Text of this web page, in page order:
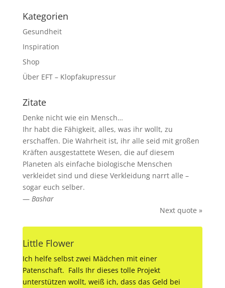
Kategorien
Gesundheit
Inspiration
Shop
Über EFT – Klopfakupressur
Zitate
Denke nicht wie ein Mensch…
Ihr habt die Fähigkeit, alles, was ihr wollt, zu
erschaffen. Die Wahrheit ist, ihr alle seid mit großen
Kräften ausgestattete Wesen, die auf diesem
Planeten als einfache biologische Menschen
verkleidet sind und diese Verkleidung narrt alle –
sogar euch selber.
— Bashar
Next quote »
Little Flower
Ich helfe selbst zwei Mädchen mit einer
Patenschaft. Falls Ihr dieses tolle Projekt
unterstützen wollt, weiß ich, dass das Geld bei